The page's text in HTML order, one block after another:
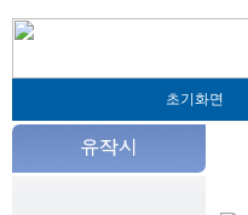
초기화면